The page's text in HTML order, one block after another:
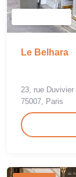
Le Belhara
23, rue Duvivier
75007, Paris